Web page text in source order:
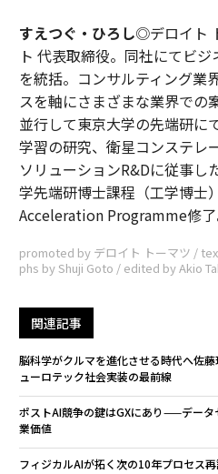
すえつぐ・ひろし◎デロイト
ト 代表取締役。同社にてビ
を統括。コンサルティング業
スを軸にさまざまな業界での
並行して東京大学の先端研に
学習の研究、衛星コンステレ
ソリューションR&Dに従事し
学先端研博士課程（工学博士
Acceleration Programme修了
promoted by デロイト トーマツ /
phs by Shuji Goto / edited by Akio
関連記事
脳科学がクルマを進化させる時代へ――
ューロテック社会実装の最前線
ポストAI競争の鍵はGXにあり——デー
業価値
フィジカルAIが拓く次の10年――プロセス